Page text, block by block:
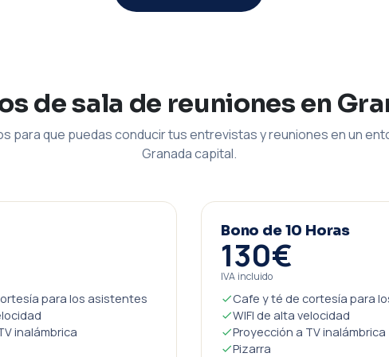
de sala de reuniones en
para que puedas conducir tus entrevistas y reuniones en un
Granada capital.
para los asistentes
inalámbrica
Bono de 10 Horas
130€
IVA incluido
Cafe y té de cortesía para
WIFI de alta velocidad
Proyección a TV inalámbrica
Pizarra